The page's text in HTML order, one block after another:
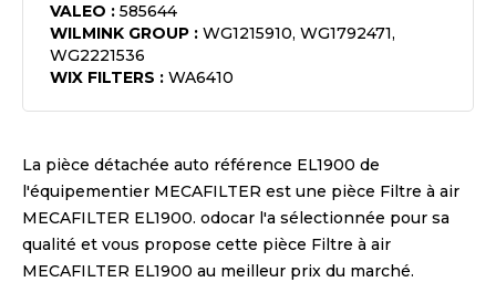
VALEO : 585644
WILMINK GROUP : WG1215910, WG1792471,
WG2221536
WIX FILTERS : WA6410
La pièce détachée auto référence EL1900 de
l'équipementier MECAFILTER est une pièce Filtre à air
MECAFILTER EL1900. odocar l'a sélectionnée pour sa
qualité et vous propose cette pièce Filtre à air
MECAFILTER EL1900 au meilleur prix du marché.